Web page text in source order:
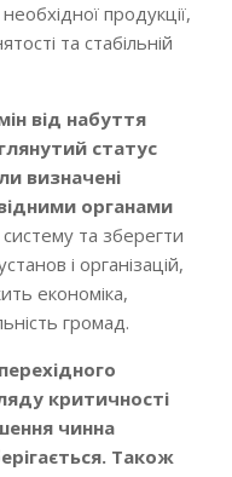
продукції,
та стабільній
від набуття
статус
визначені
органами
та зберегти
і організацій,
економіка,
громад.
критичності
чинна
Також